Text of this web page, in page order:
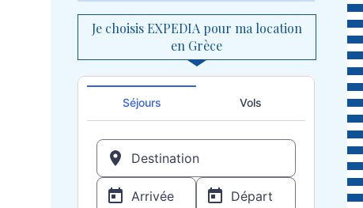
Je choisis EXPEDIA pour ma location
en Grèce